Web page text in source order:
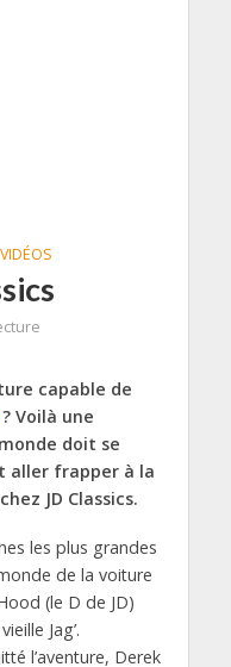
VIDÉOS
capable de
? Voilà une
doit se
aller frapper à la
JD Classics.
les plus grandes
de la voiture
(le D de JD)
Jag’.
l’aventure, Derek